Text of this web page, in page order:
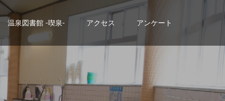
温泉図書館 -喫泉- アクセス アンケート